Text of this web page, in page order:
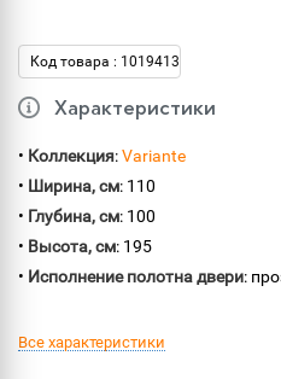
Код товара : 1019413
Характеристики
• Коллекция:Variante
• Ширина, см: 110
• Глубина, см: 100
• Высота, см: 195
• Исполнение полотна двери:
Все характеристики